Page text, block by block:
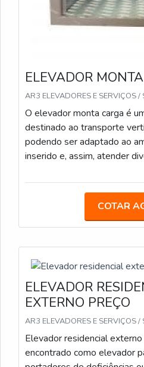
ELEVADOR
AR3 ELEVADORES E SERVIÇOS /
O elevador monta carga é
destinado ao transporte
podendo ser adaptado ao
inserido e, assim, atender
COTAR
ELEVADOR
EXTERNO PREÇO
AR3 ELEVADORES E SERVIÇOS /
Elevador residencial
encontrado como elevador